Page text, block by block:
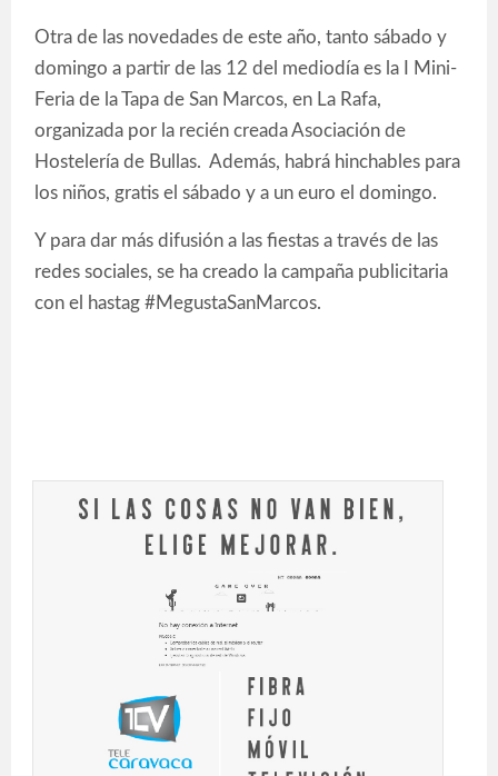
Otra de las novedades de este año, tanto sábado y
domingo a partir de las 12 del mediodía es la I Mini-
Feria de la Tapa de San Marcos, en La Rafa,
organizada por la recién creada Asociación de
Hostelería de Bullas. Además, habrá hinchables para
los niños, gratis el sábado y a un euro el domingo.
Y para dar más difusión a las fiestas a través de las
redes sociales, se ha creado la campaña publicitaria
con el hastag #MegustaSanMarcos.